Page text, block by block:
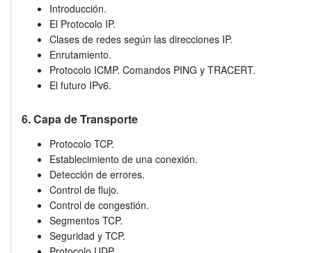
Introducción.
El Protocolo IP.
Clases de redes según las direcciones IP.
Enrutamiento.
Protocolo ICMP. Comandos PING y TRACERT.
El futuro IPv6.
6. Capa de Transporte
Protocolo TCP.
Establecimiento de una conexión.
Detección de errores.
Control de flujo.
Control de congestión.
Segmentos TCP.
Seguridad y TCP.